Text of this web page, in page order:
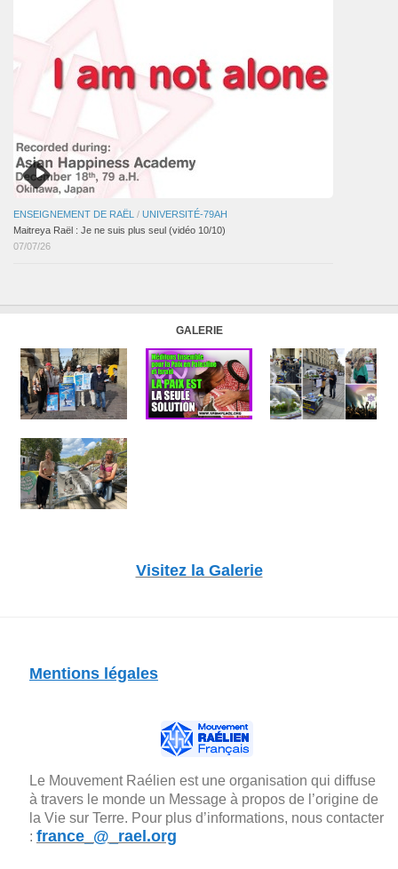
ENSEIGNEMENT DE RAËL / UNIVERSITÉ-79AH
Maitreya Raël : Je ne suis plus seul (vidéo 10/10)
07/07/26
GALERIE
Visitez la Galerie
Mentions légales
Le Mouvement Raélien est une organisation qui diffuse
à travers le monde un Message à propos de l’origine de
la Vie sur Terre. Pour plus d’informations, nous contacter
: france_@_rael.org